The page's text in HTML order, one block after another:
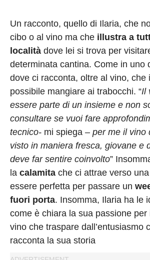
Un racconto, quello di Ilaria, che
cibo o al vino ma che illustra a
località dove lei si trova per
determinata cantina. Come in uno
dove ci racconta, oltre al vino, che
possibile mangiare ai trabocchi. “Il
essere parte di un insieme e non
consultare se vuoi fare
tecnico- mi spiega – per me il vino
visto in maniera fresca, giovane e
deve far sentire coinvolto”
la calamita che ci attrae verso una
essere perfetta per passare un
fuori porta. Insomma, Ilaria ha le
come è chiara la sua passione per
vino che traspare dall’entusiasmo
racconta la sua storia